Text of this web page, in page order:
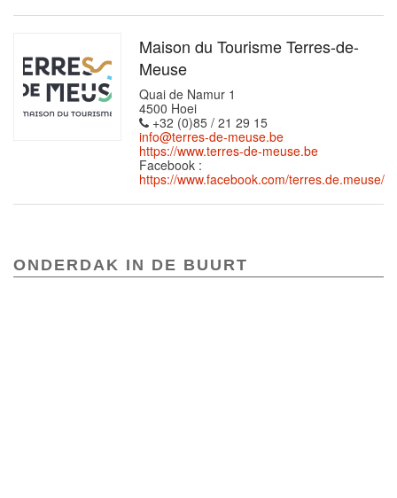
Maison du Tourisme Terres-de-
Meuse
Quai de Namur 1
4500 Hoei
+32 (0)85 / 21 29 15
info@terres-de-meuse.be
https://www.terres-de-meuse.be
Facebook :
https://www.facebook.com/terres.de.meuse/
ONDERDAK IN DE BUURT